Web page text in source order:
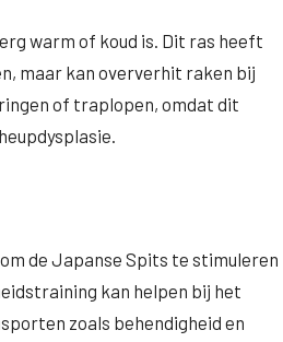
warm of koud is. Dit ras heeft
maar kan oververhit raken bij
of traplopen, omdat dit
de Japanse Spits te stimuleren
kan helpen bij het
zoals behendigheid en